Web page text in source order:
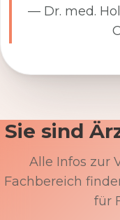
— Dr. med.
Sie sind
Alle Infos zur
Fachbereich
für